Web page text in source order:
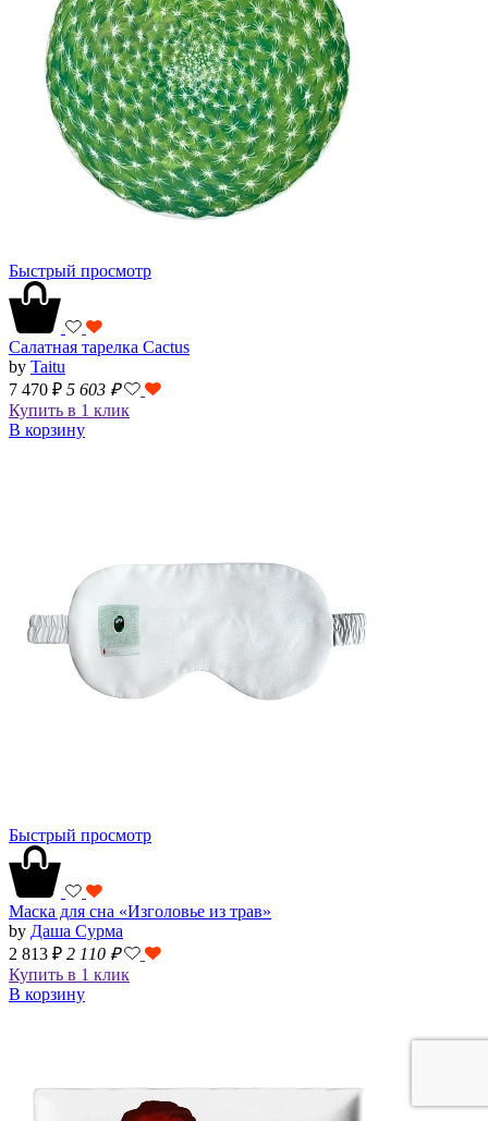
Быстрый просмотр
Салатная тарелка Cactus
by Taitu
7 470 ₽ 5 603 ₽
Купить в 1 клик
В корзину
Быстрый просмотр
Маска для сна «Изголовье из трав»
by Даша Сурма
2 813 ₽ 2 110 ₽
Купить в 1 клик
В корзину